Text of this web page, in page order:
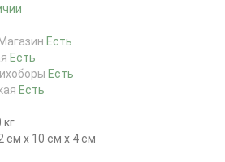
Есть
Есть
Есть
Есть
кг
см x 10 см x 4 см